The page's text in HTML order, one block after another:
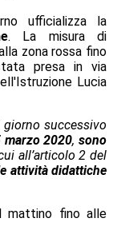
ufficializza la
. La misura di
zona rossa fino
presa in via
Lucia
successivo
marzo 2020,sono
all’articolo 2 del
attività didattiche
mattino fino alle